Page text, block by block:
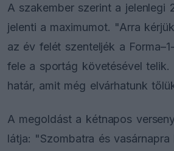
A szakember szerint a jelenlegi
jelenti a maximumot. "Arra
az év felét szenteljék a
fele a sportág követésével telik.
határ, amit még elvárhatunk
A megoldást a kétnapos
látja: "Szombatra és